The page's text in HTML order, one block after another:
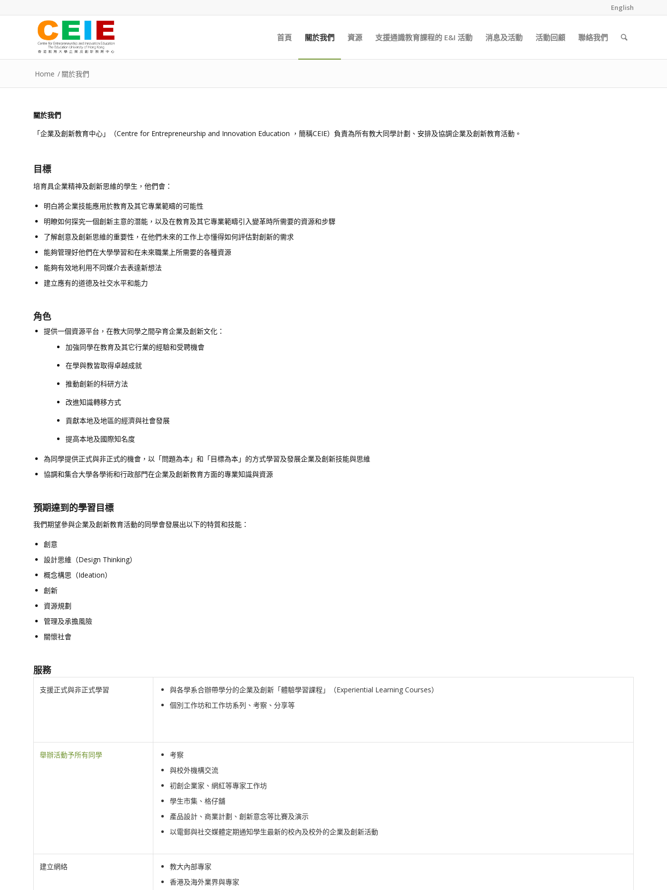
English
首頁 關於我們 資源 支援通識教育課程的 E&I 活動 消息及活動 活動回顧 聯絡我們
Home / 關於我們
關於我們
「企業及創新教育中心」（Centre for Entrepreneurship and Innovation Education ，簡稱CEIE）負責為所有教大同學計劃、安排及協調企業及創新教育活動。
目標
培育具企業精神及創新思維的學生，他們會：
明白將企業技能應用於教育及其它專業範疇的可能性
明瞭如何探究一個創新主意的潛能，以及在教育及其它專業範疇引入變革時所需要的資源和步驟
了解創意及創新思維的重要性，在他們未來的工作上亦懂得如何評估對創新的需求
能夠管理好他們在大學學習和在未來職業上所需要的各種資源
能夠有效地利用不同媒介去表達新想法
建立應有的道德及社交水平和能力
角色
提供一個資源平台，在教大同學之間孕育企業及創新文化：
加強同學在教育及其它行業的經驗和受聘機會
在學與教皆取得卓越成就
推動創新的科研方法
改進知識轉移方式
貢獻本地及地區的經濟與社會發展
提高本地及國際知名度
為同學提供正式與非正式的機會，以「問題為本」和「目標為本」的方式學習及發展企業及創新技能與思維
協調和集合大學各學術和行政部門在企業及創新教育方面的專業知識與資源
預期達到的學習目標
我們期望參與企業及創新教育活動的同學會發展出以下的特質和技能：
創意
設計思維（Design Thinking）
概念構思（Ideation）
創新
資源規劃
管理及承擔風險
關懷社會
服務
支援正式與非正式學習
與各學系合辦帶學分的企業及創新「體驗學習課程」（Experiential Learning Courses）
個別工作坊和工作坊系列、考察、分享等
舉辦活動予所有同學
考察
與校外機構交流
初創企業家、網紅等專家工作坊
學生市集、格仔舖
產品設計、商業計劃、創新意念等比賽及演示
以電郵與社交媒體定期通知學生最新的校內及校外的企業及創新活動
建立網絡
教大內部專家
香港及海外業界與專家